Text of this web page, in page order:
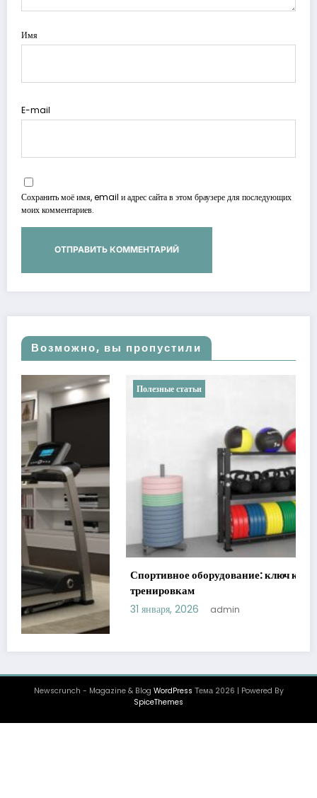
Имя
E-mail
Сохранить моё имя, email и адрес сайта в этом браузере для последующих
моих комментариев.
Возможно, вы пропустили
Полезные статьи
Спортивное оборудование: ключ к эффективным
тренировкам
31 января, 2026 admin
SpiceThemes